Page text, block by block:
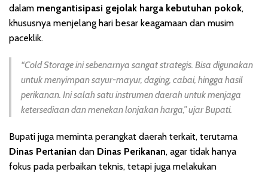
dalam mengantisipasi gejolak harga kebutuhan pokok,
khususnya menjelang hari besar keagamaan dan musim
paceklik.
“Cold Storage ini sebenarnya sangat strategis. Bisa digunakan
untuk menyimpan sayur-mayur, daging, cabai, hingga hasil
perikanan. Ini salah satu instrumen daerah untuk menjaga
ketersediaan dan menekan lonjakan harga,” ujar Bupati.
Bupati juga meminta perangkat daerah terkait, terutama
Dinas Pertanian dan Dinas Perikanan, agar tidak hanya
fokus pada perbaikan teknis, tetapi juga melakukan